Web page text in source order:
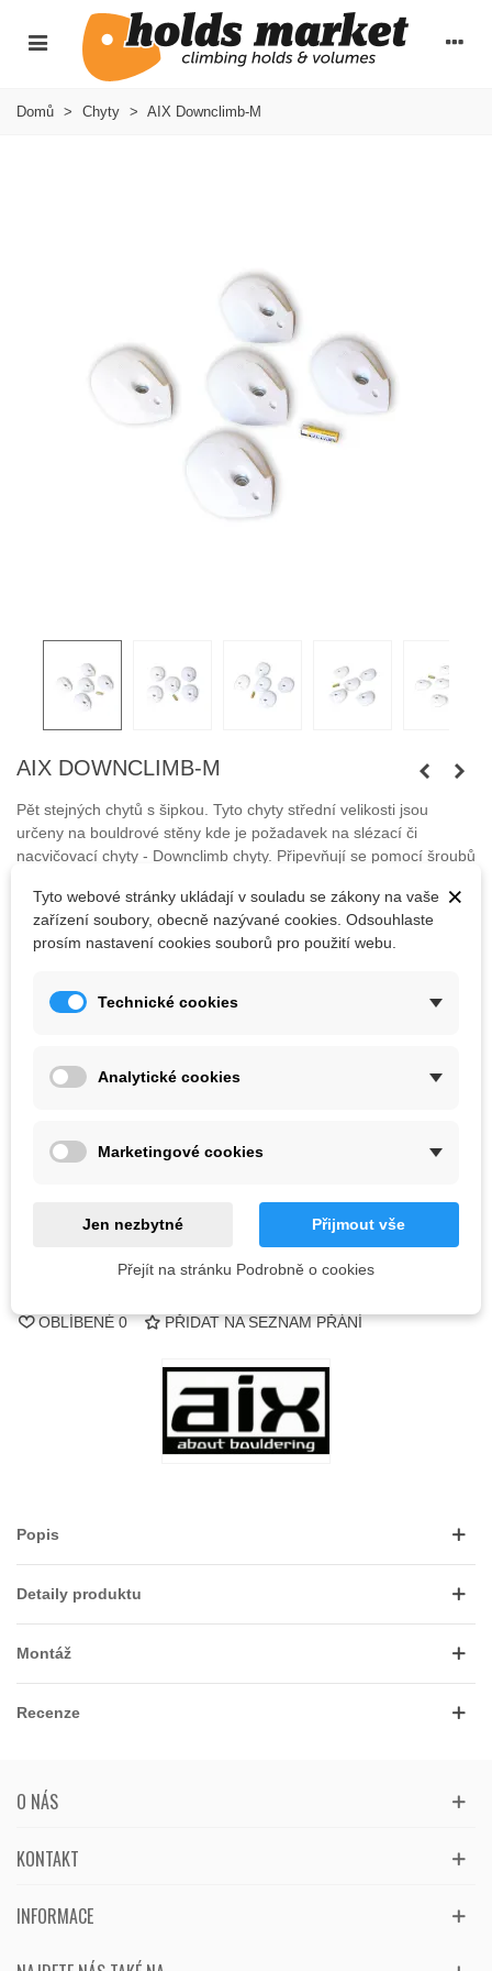
Domů > Chyty > AIX Downclimb-M
AIX DOWNCLIMB-M
Pět stejných chytů s šipkou. Tyto chyty střední velikosti jsou
určeny na bouldrové stěny kde je požadavek na slézací či
nacvičovací chyty - Downclimb chyty. Připevňují se pomocí šroubů
Šrouby nejsou součástí balení.
1 315,88 Kč (s DPH)
QR kód
Informujte mě, až bude k dispozici
OBLÍBENÉ 0 PŘIDAT NA SEZNAM PŘÁNÍ
Popis
Detaily produktu
Montáž
Recenze
O NÁS
KONTAKT
INFORMACE
×
Tyto webové stránky ukládají v souladu se zákony na vaše
zařízení soubory, obecně nazývané cookies. Odsouhlaste
prosím nastavení cookies souborů pro použití webu.
Technické cookies
Analytické cookies
Marketingové cookies
Jen nezbytné Přijmout vše
Přejít na stránku Podrobně o cookies